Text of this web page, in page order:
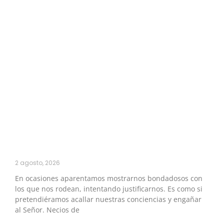
2 agosto, 2026
En ocasiones aparentamos mostrarnos bondadosos con
los que nos rodean, intentando justificarnos. Es como si
pretendiéramos acallar nuestras conciencias y engañar
al Señor. Necios de